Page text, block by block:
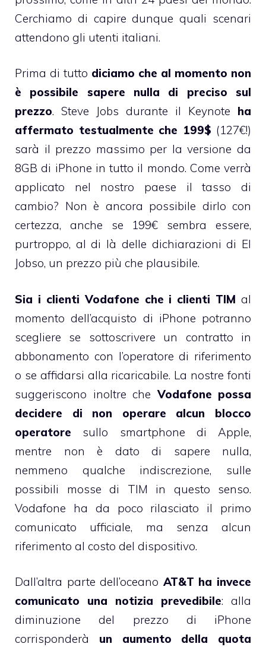
Cerchiamo di capire dunque quali scenari
attendono gli utenti italiani.
Prima di tutto diciamo che al momento non
è possibile sapere nulla di preciso sul
prezzo. Steve Jobs durante il Keynote ha
affermato testualmente che 199$ (127€!)
sarà il prezzo massimo per la versione da
8GB di iPhone in tutto il mondo. Come verrà
applicato nel nostro paese il tasso di
cambio? Non è ancora possibile dirlo con
certezza, anche se 199€ sembra essere,
purtroppo, al di là delle dichiarazioni di El
Jobso, un prezzo più che plausibile.
Sia i clienti Vodafone che i clienti TIM al
momento dell’acquisto di iPhone potranno
scegliere se sottoscrivere un contratto in
abbonamento con l’operatore di riferimento
o se affidarsi alla ricaricabile. La nostre fonti
suggeriscono inoltre cheVodafone possa
decidere di non operare alcun blocco
operatore sullo smartphone di Apple,
mentre non è dato di sapere nulla,
nemmeno qualche indiscrezione, sulle
possibili mosse di TIM in questo senso.
Vodafone ha da poco rilasciato il primo
comunicato ufficiale, ma senza alcun
riferimento al costo del dispositivo.
Dall’altra parte dell’oceano AT&T ha invece
comunicato una notizia prevedibile: alla
diminuzione del prezzo di iPhone
corrisponderà un aumento della quota